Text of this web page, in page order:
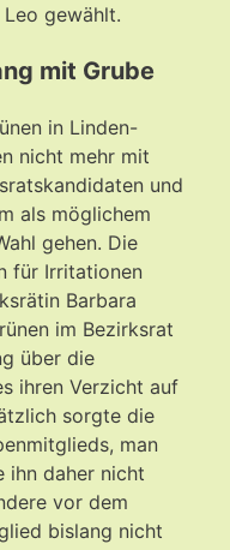
gewählt.
mit Grube
in Linden-
nicht mehr mit
und
als möglichem
gehen. Die
für Irritationen
Barbara
im Bezirksrat
über die
ihren Verzicht auf
sorgte die
man
ihn daher nicht
vor dem
bislang nicht